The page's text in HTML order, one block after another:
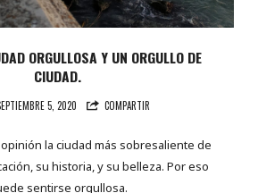
ORGULLOSA Y UN ORGULLO DE
CIUDAD.
5, 2020 COMPARTIR
la ciudad más sobresaliente de
su historia, y su belleza. Por eso
sentirse orgullosa.